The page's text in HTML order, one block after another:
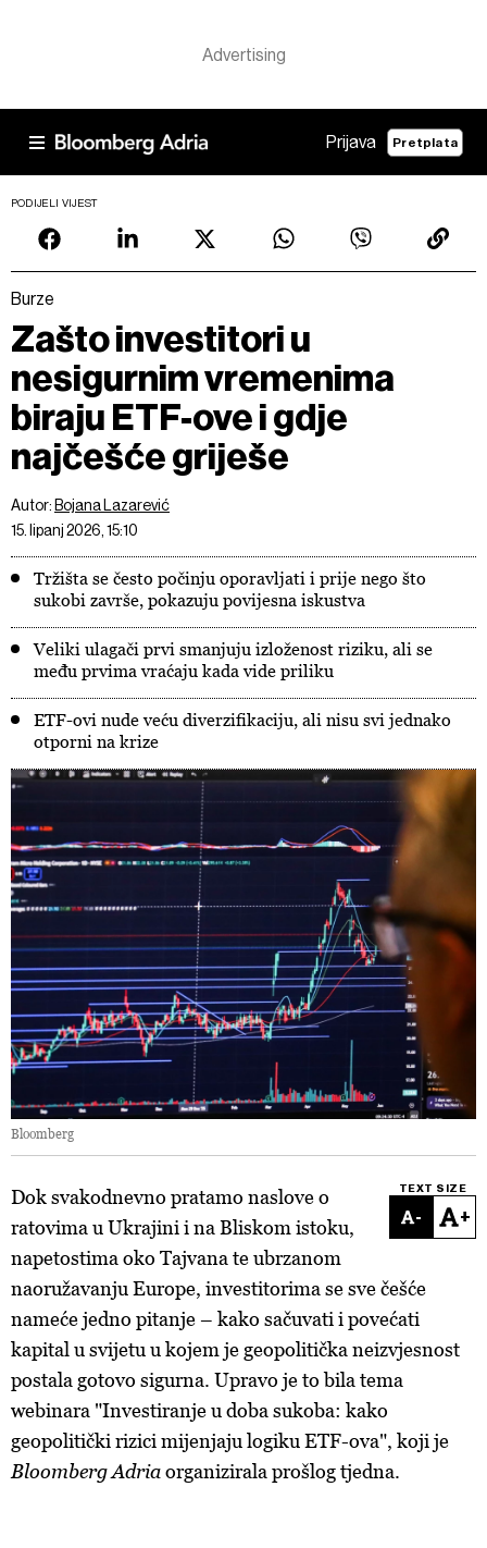
Prijava Pretplata
PODIJELI VIJEST
Burze
Zašto investitori u
nesigurnim vremenima
biraju ETF-ove i gdje
najčešće griješe
Autor: Bojana Lazarević
15. lipanj 2026, 15:10
Tržišta se često počinju oporavljati i prije nego što
sukobi završe, pokazuju povijesna iskustva
Veliki ulagači prvi smanjuju izloženost riziku, ali se
među prvima vraćaju kada vide priliku
ETF-ovi nude veću diverzifikaciju, ali nisu svi jednako
otporni na krize
Bloomberg
TEXT SIZE
- +
Dok svakodnevno pratamo naslove o
ratovima u Ukrajini i na Bliskom istoku,
napetostima oko Tajvana te ubrzanom
naoružavanju Europe, investitorima se sve češće
nameće jedno pitanje – kako sačuvati i povećati
kapital u svijetu u kojem je geopolitička neizvjesnost
postala gotovo sigurna. Upravo je to bila tema
webinara "Investiranje u doba sukoba: kako
geopolitički rizici mijenjaju logiku ETF-ova", koji je
Bloomberg Adriaorganizirala prošlog tjedna.